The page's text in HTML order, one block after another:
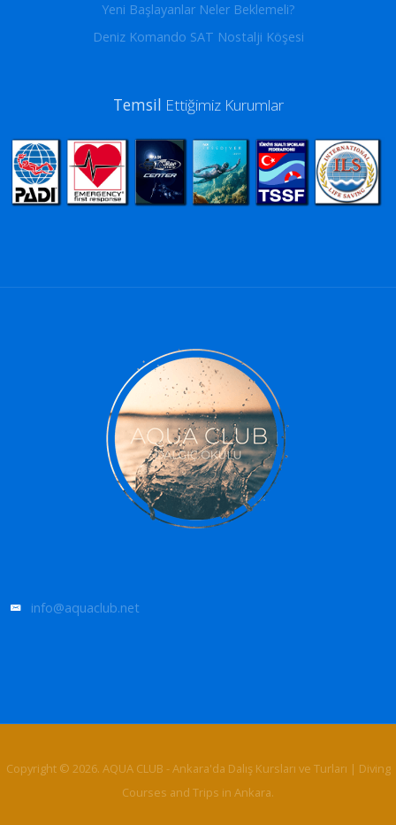
Yeni Başlayanlar Neler Beklemeli?
Deniz Komando SAT Nostalji Köşesi
Temsil Ettiğimiz Kurumlar
info@aquaclub.net
Copyright © 2026. AQUA CLUB - Ankara'da Dalış Kursları ve Turları | Diving
Courses and Trips in Ankara.